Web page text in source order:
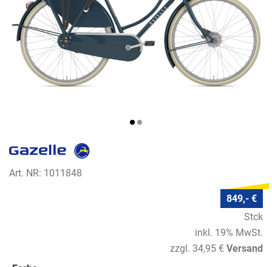
Art. NR: 1011848
849,- €
Stck
inkl. 19% MwSt.
zzgl. 34,95 € Versand